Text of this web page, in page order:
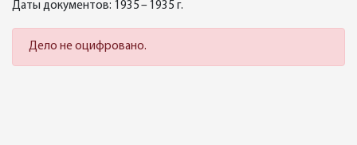
Даты документов: 1935 – 1935 г.
Дело не оцифровано.